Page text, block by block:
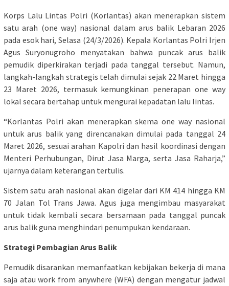
Korps Lalu Lintas Polri (Korlantas) akan menerapkan sistem
satu arah (one way) nasional dalam arus balik Lebaran 2026
pada esok hari, Selasa (24/3/2026). Kepala Korlantas Polri Irjen
Agus Suryonugroho menyatakan bahwa puncak arus balik
pemudik diperkirakan terjadi pada tanggal tersebut. Namun,
langkah-langkah strategis telah dimulai sejak 22 Maret hingga
23 Maret 2026, termasuk kemungkinan penerapan one way
lokal secara bertahap untuk mengurai kepadatan lalu lintas.
“Korlantas Polri akan menerapkan skema one way nasional
untuk arus balik yang direncanakan dimulai pada tanggal 24
Maret 2026, sesuai arahan Kapolri dan hasil koordinasi dengan
Menteri Perhubungan, Dirut Jasa Marga, serta Jasa Raharja,”
ujarnya dalam keterangan tertulis.
Sistem satu arah nasional akan digelar dari KM 414 hingga KM
70 Jalan Tol Trans Jawa. Agus juga mengimbau masyarakat
untuk tidak kembali secara bersamaan pada tanggal puncak
arus balik guna menghindari penumpukan kendaraan.
Strategi Pembagian Arus Balik
Pemudik disarankan memanfaatkan kebijakan bekerja di mana
saja atau work from anywhere (WFA) dengan mengatur jadwal